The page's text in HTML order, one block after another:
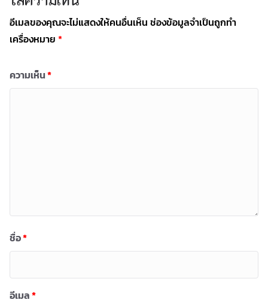
อีเมลของคุณจะไม่แสดงให้คนอื่นเห็น ช่องข้อมูลจำเป็นถูกทำ
เครื่องหมาย *
ความเห็น*
ชื่อ*
อีเมล*